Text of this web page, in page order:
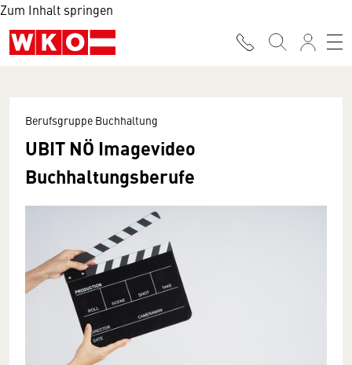
Zum Inhalt springen
Berufsgruppe Buchhaltung
UBIT NÖ Imagevideo
Buchhaltungsberufe